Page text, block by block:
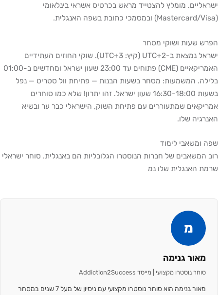
ישראליים. מומלץ להצטייד מראש בכרטיס אשראי בינלאומי
(Mastercard/Visa) ובמסמכי כתובת בשפה האנגלית.
הפרש שעות ושוקי מסחר
ישראל נמצאת ב-UTC+2 (קיץ: UTC+3). שוקי החוזים העתידיים
האמריקאיים (CME) פתוחים עד 23:00 שעון ישראל ומחדשים ב-01:00
בלילה. המשמעות: מסחר בשעות הבנות — פתיחת וול סטריט — נפל
בשעות 16:30-18:00 שעון ישראל. זהו יתרון! שלא כמו סוחרים
אמריקאים שמתעוררים עם פתיחת השוק, הישראלי כבר ער ובשיא
האנרגיה שלו.
שפה ומשאבי לימוד
רוב המשאבים של חברות הנוסטרו הגלובליות הם באנגלית. סוחר ישראלי
שרמת האנגלית שלו נמ
מ
מאור גנימה
סוחר נוסטרו מקצועי | מייסד Addiction2Success
מאור גנימה הוא סוחר נוסטרו מקצועי עם ניסיון של מעל 7 שנים במסחר